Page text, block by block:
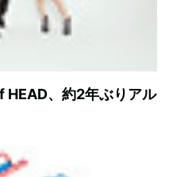
HEAD、約2年ぶりアル